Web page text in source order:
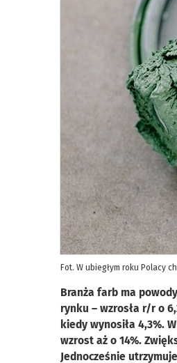
Fot. W ubiegłym roku Polacy
Branża farb ma
rynku – wzrosła r/r o
kiedy wynosiła 4,3%.
wzrost aż o 14%.
Jednocześnie